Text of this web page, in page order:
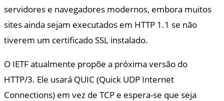
servidores e navegadores modernos, embora muitos
sites ainda sejam executados em HTTP 1.1 se não
tiverem um certificado SSL instalado.
O IETF atualmente propõe a próxima versão do
HTTP/3. Ele usará QUIC (Quick UDP Internet
Connections) em vez de TCP e espera-se que seja